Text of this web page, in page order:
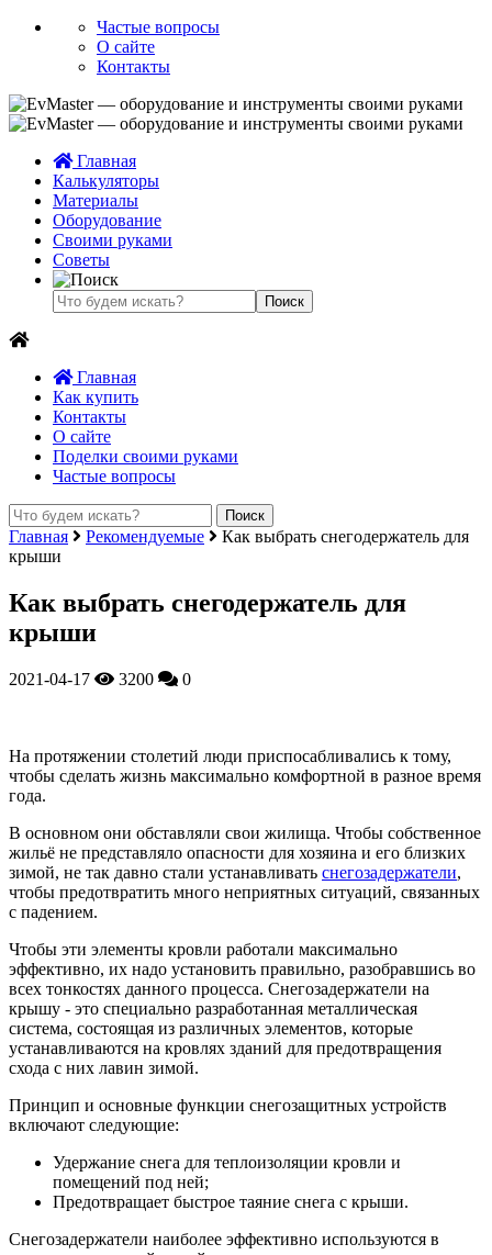
Частые вопросы
О сайте
Контакты
Главная
Калькуляторы
Материалы
Оборудование
Своими руками
Советы
Главная
Как купить
Контакты
О сайте
Поделки своими руками
Частые вопросы
Главная Рекомендуемые
Как выбрать снегодержатель для
крыши
Как выбрать снегодержатель для
крыши
2021-04-17 3200 0
На протяжении столетий люди приспосабливались к тому,
чтобы сделать жизнь максимально комфортной в разное время
года.
В основном они обставляли свои жилища. Чтобы собственное
жильё не представляло опасности для хозяина и его близких
зимой, не так давно стали устанавливать снегозадержатели,
чтобы предотвратить много неприятных ситуаций, связанных
с падением.
Чтобы эти элементы кровли работали максимально
эффективно, их надо установить правильно, разобравшись во
всех тонкостях данного процесса. Снегозадержатели на
крышу - это специально разработанная металлическая
система, состоящая из различных элементов, которые
устанавливаются на кровлях зданий для предотвращения
схода с них лавин зимой.
Принцип и основные функции снегозащитных устройств
включают следующие:
Удержание снега для теплоизоляции кровли и
помещений под ней;
Предотвращает быстрое таяние снега с крыши.
Снегозадержатели наиболее эффективно используются в